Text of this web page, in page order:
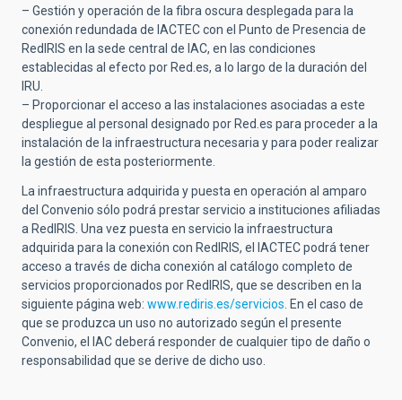
– Gestión y operación de la fibra oscura desplegada para la
conexión redundada de IACTEC con el Punto de Presencia de
RedIRIS en la sede central de IAC, en las condiciones
establecidas al efecto por Red.es, a lo largo de la duración del
IRU.
– Proporcionar el acceso a las instalaciones asociadas a este
despliegue al personal designado por Red.es para proceder a la
instalación de la infraestructura necesaria y para poder realizar
la gestión de esta posteriormente.
La infraestructura adquirida y puesta en operación al amparo
del Convenio sólo podrá prestar servicio a instituciones afiliadas
a RedIRIS. Una vez puesta en servicio la infraestructura
adquirida para la conexión con RedIRIS, el IACTEC podrá tener
acceso a través de dicha conexión al catálogo completo de
servicios proporcionados por RedIRIS, que se describen en la
siguiente página web: www.rediris.es/servicios . En el caso de
que se produzca un uso no autorizado según el presente
Convenio, el IAC deberá responder de cualquier tipo de daño o
responsabilidad que se derive de dicho uso.